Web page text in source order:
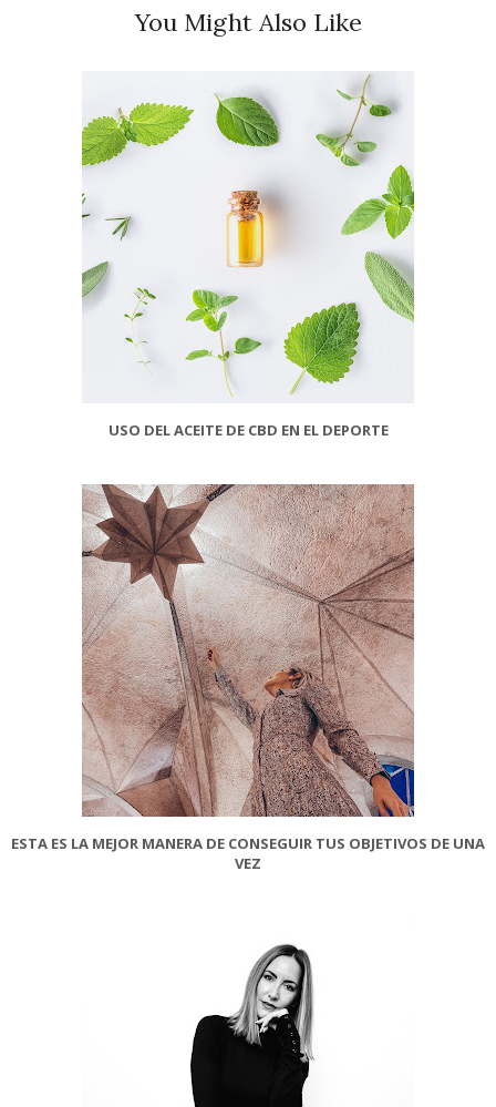
You Might Also Like
USO DEL ACEITE DE CBD EN EL DEPORTE
ESTA ES LA MEJOR MANERA DE CONSEGUIR TUS OBJETIVOS DE UNA
VEZ